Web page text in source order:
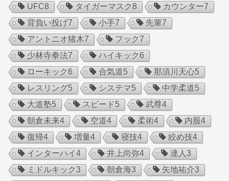
UFC8 タイガーマスク8 カウンター7
背負い投げ7 小手7 先輩7
アントニオ猪木7 フック7
少林寺拳法7 ハイキック6
ローキック6 合気道5 那須川天心5
レスリング5 システマ5 中学柔道5
大道塾5 スピード5 武尊4
朝倉未来4 空道4 柔術4 内股4
復帰4 増量4 寝技4 絞め技4
インターハイ4 井上尚弥4 達人3
ミドルキック3 朝倉海3 矢地祐介3